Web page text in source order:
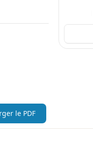
le PDF